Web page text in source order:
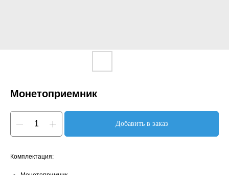
Монетоприемник
Добавить в заказ
Комплектация: